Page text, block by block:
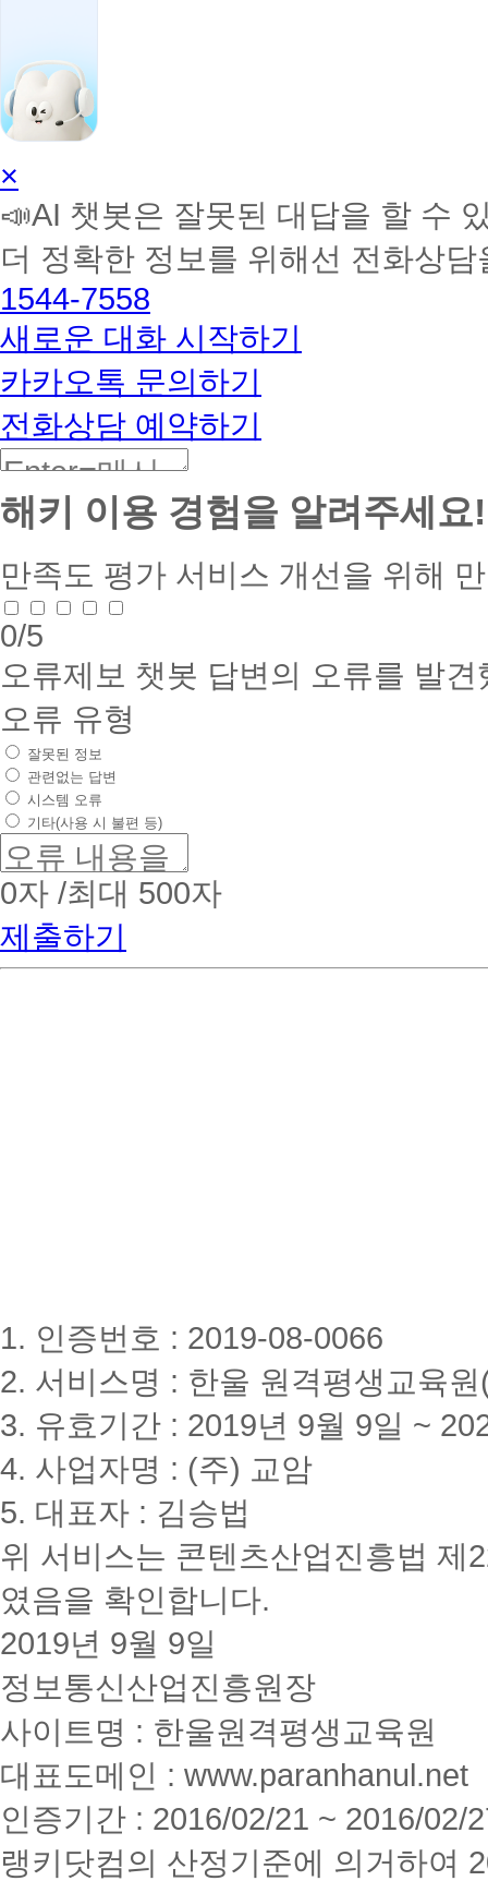
AI
학
습
토
커
BETA
×
📣AI 챗봇은 잘못된 대답을 할 수
더 정확한 정보를 위해선 전화상
1544-7558
새로운 대화 시작하기
카카오톡 문의하기
전화상담 예약하기
해키 이용 경험을 알려주세요!
만족도 평가 서비스 개선을 위해
0/5
오류제보 챗봇 답변의 오류를 발
오류 유형
잘못된 정보
관련없는 답변
시스템 오류
기타(사용 시 불편 등)
0자 /최대 500자
제출하기
1. 인증번호 : 2019-08-0066
2. 서비스명 : 한울 원격평생교육
3. 유효기간 : 2019년 9월 9일 ~
4. 사업자명 : (주) 교암
5. 대표자 : 김승법
위 서비스는 콘텐츠산업진흥법 제
였음을 확인합니다.
2019년 9월 9일
정보통신산업진흥원장
사이트명 : 한울원격평생교육원
대표도메인 : www.paranhanul.net
인증기간 : 2016/02/21 ~ 2016/02/
랭키닷컴의 산정기준에 의거하여